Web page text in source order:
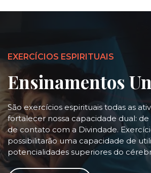
EXERCÍCIOS ESPIRITUAIS
Ensinamentos
São exercícios espirituais todas as
fortalecer nossa capacidade dual:
de contato com a Divindade.
possibilitarão uma capacidade de
potencialidades superiores do